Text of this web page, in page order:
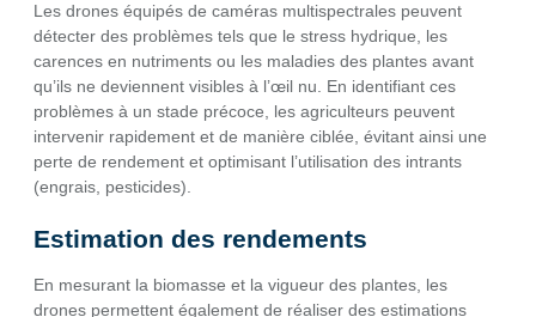
Les drones équipés de caméras multispectrales peuvent
détecter des problèmes tels que le stress hydrique, les
carences en nutriments ou les maladies des plantes avant
qu’ils ne deviennent visibles à l’œil nu. En identifiant ces
problèmes à un stade précoce, les agriculteurs peuvent
intervenir rapidement et de manière ciblée, évitant ainsi une
perte de rendement et optimisant l’utilisation des intrants
(engrais, pesticides).
Estimation des rendements
En mesurant la biomasse et la vigueur des plantes, les
drones permettent également de réaliser des estimations